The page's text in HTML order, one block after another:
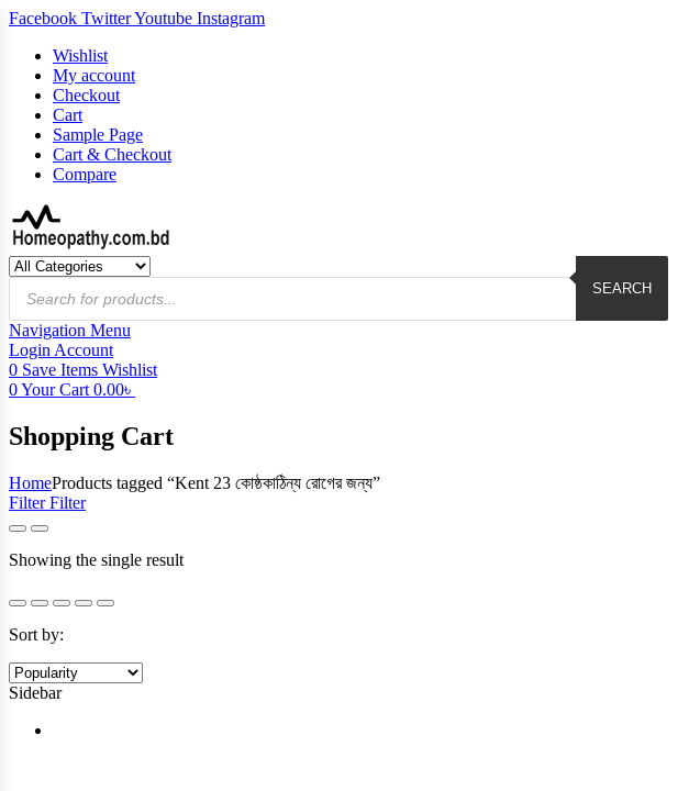
Facebook TwitterYoutube Instagram
Wishlist
My account
Checkout
Cart
Sample Page
Cart & Checkout
Compare
Products
search
SEARCH
Navigation Menu
Login Account
0 Save Items Wishlist
0Your Cart 0.00৳
Shopping Cart
HomeProducts tagged “Kent 23 কোষ্ঠকাঠিন্য রোগের জন্য”
FilterFilter
Showing the single result
Sort by:
Sidebar